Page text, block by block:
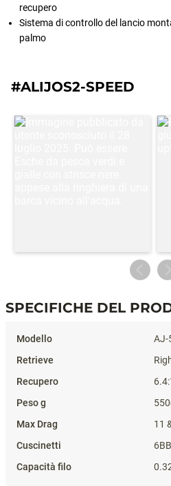
recupero
Sistema di controllo del lancio
palmo
#ALIJOS2-SPEED
SPECIFICHE DEL
AJ-
11